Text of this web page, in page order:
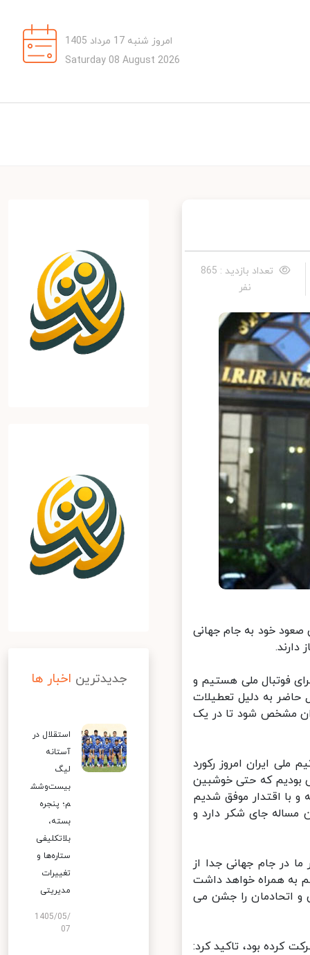
امروز شنبه 17 مرداد 1405
Saturday 08 August 2026
تعداد بازدید : 865
نفر
خود به جام جهانی
فوتبال ملی هستیم و
به دلیل تعطیلات
مشخص شود تا در یک
ایران امروز رکورد
که حتی خوشبین
با اقتدار موفق شدیم
جای شکر دارد و
در جام جهانی جدا از
به همراه خواهد داشت
و اتحادمان را جشن می
بود، تاکید کرد:
جدیدترین اخبار ها
استقلال در
آستانه
لیگ
بیست‌وشش
م؛ پنجره
بسته،
بلاتکلیفی
ستاره‌ها و
تغییرات
مدیریتی
1405/05/
07